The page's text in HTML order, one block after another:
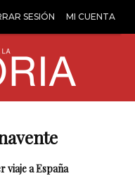
SESIÓN MI CUENTA
viaje a España